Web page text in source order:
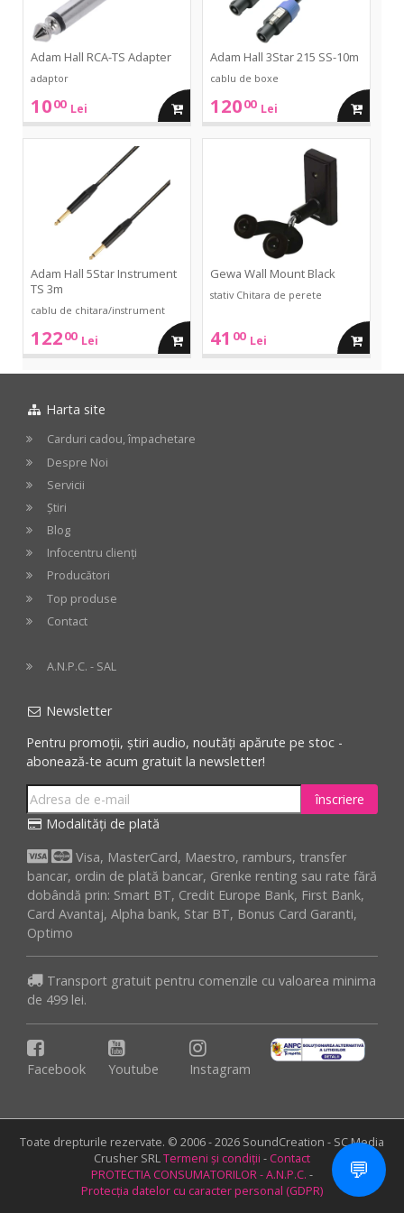
Adam Hall RCA-TS Adapter
adaptor
1000 Lei adauga
cos
Adam Hall 3Star 215 SS-10m
cablu de boxe
12000 Lei adauga
Adam Hall 5Star Instrument
TS 3m
cablu de chitara/instrument
12200 Lei adauga
in
Gewa Wall Mount Black
stativ Chitara de perete
41 00 Lei adauga
in
Harta site
Carduri cadou, împachetare
Despre Noi
Servicii
Știri
Blog
Infocentru clienți
Producători
Top produse
Contact
A.N.P.C. - SAL
Newsletter
Pentru promoții, știri audio, noutăți apărute pe stoc -
abonează-te acum gratuit la newsletter!
înscriere
Modalități de plată
Visa, MasterCard, Maestro, ramburs, transfer
bancar, ordin de plată bancar, Grenke renting sau rate fără
dobândă prin: Smart BT, Credit Europe Bank, First Bank,
Card Avantaj, Alpha bank, Star BT, Bonus Card Garanti,
Optimo
Transport gratuit pentru comenzile cu valoarea minima
de 499 lei.
Facebook Youtube Instagram
Toate drepturile rezervate. © 2006 - 2026 SoundCreation - SC Media
Crusher SRLTermeni și condiții - Contact
PROTECTIA CONSUMATORILOR - A.N.P.C. -
Protecția datelor cu caracter personal (GDPR)
💬